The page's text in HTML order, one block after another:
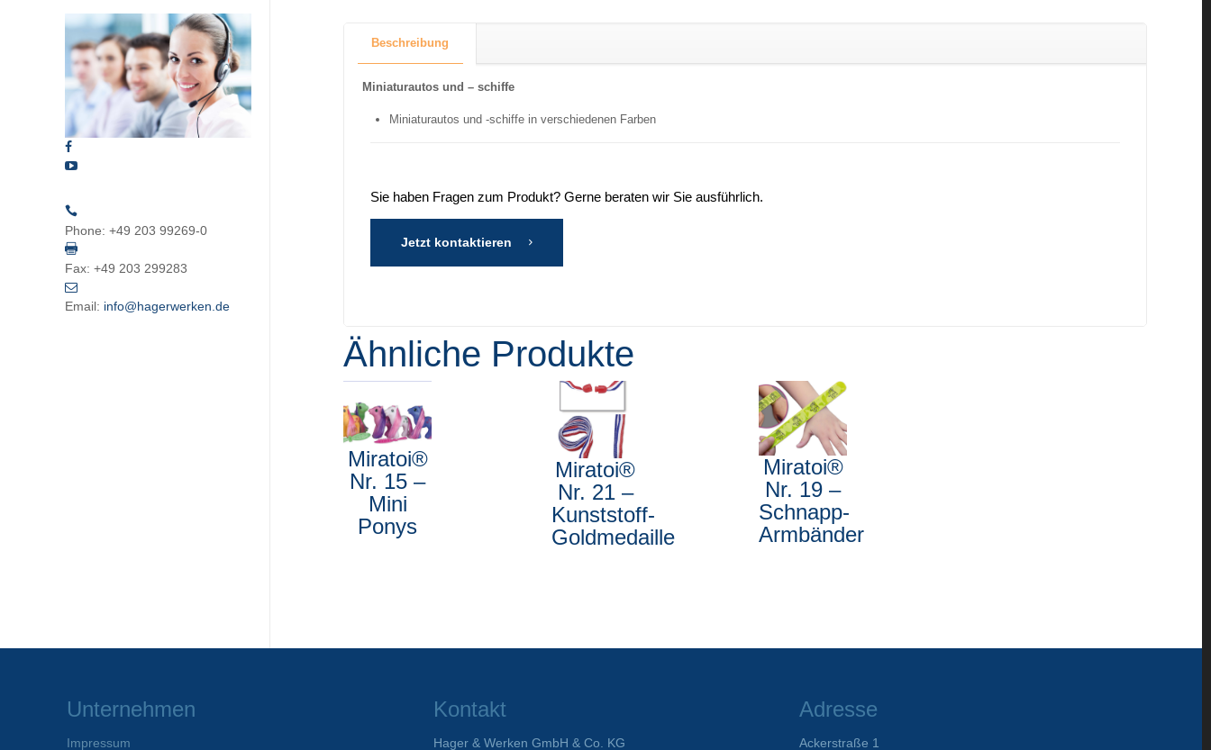
Beschreibung
Miniaturautos und – schiffe
Miniaturautos und -schiffe in verschiedenen Farben
Sie haben Fragen zum Produkt? Gerne beraten wir Sie ausführlich.
Jetzt kontaktieren
Ähnliche Produkte
Miratoi®
Nr. 15 –
Mini
Ponys
Miratoi®
Nr. 21 –
Kunststoff-
Goldmedaille
Miratoi®
Nr. 19 –
Schnapp-
Armbänder
Phone: +49 203 99269-0
Fax: +49 203 299283
Email: info@hagerwerken.de
Unternehmen
Impressum
Kontakt
Hager & Werken GmbH & Co. KG
Adresse
Ackerstraße 1